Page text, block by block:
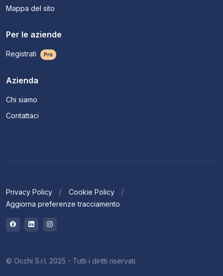
Mappa del sito
Per le aziende
Registrati Pro
Azienda
Chi siamo
Contattaci
Privacy Policy
Cookie Policy
Aggiorna preferenze tracciamento
© Occhi S.r.l. 2025 - Tutti i diritti riservati.